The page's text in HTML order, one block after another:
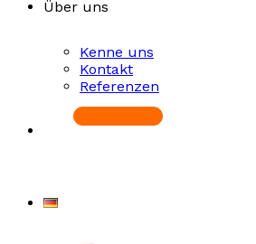
Über uns
Kenne uns
Kontakt
Referenzen
Starten Sie kostenlos